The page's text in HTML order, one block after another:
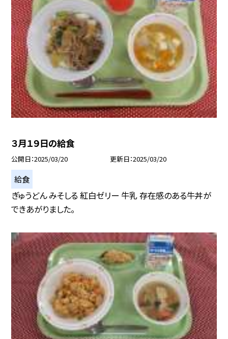
３月１９日の給食
公開日 2025/03/20 更新日 2025/03/20
給食
ぎゅうどん みそしる 紅白ゼリー 牛乳 存在感のある牛丼が
できあがりました。